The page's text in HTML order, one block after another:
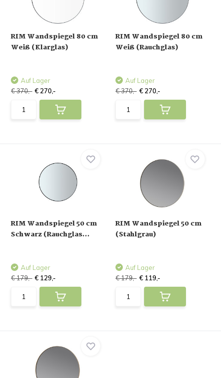
RIM Wandspiegel 80 cm
Weiß (Klarglas)
Auf Lager
€ 370,- € 270,-
RIM Wandspiegel 80 cm
Weiß (Rauchglas)
Auf Lager
€ 370,- € 270,-
RIM Wandspiegel 50 cm
Schwarz (Rauchglas...
Auf Lager
€ 179,- € 129,-
RIM Wandspiegel 50 cm
(Stahlgrau)
Auf Lager
€ 179,- € 119,-